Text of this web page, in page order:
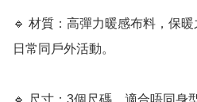
🔹 材質：高彈力暖感布料，保
日常同戶外活動。